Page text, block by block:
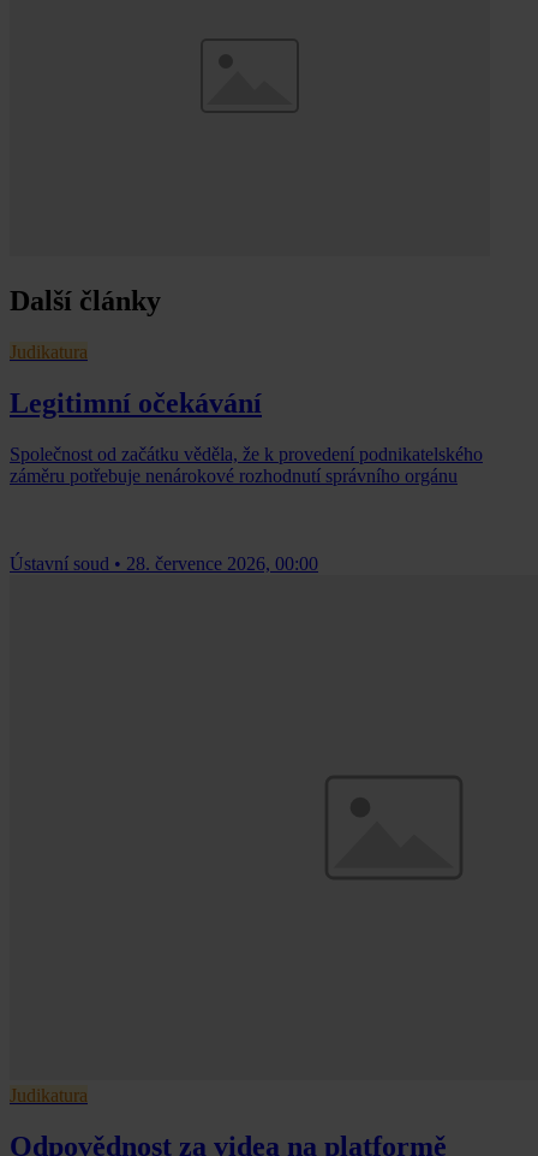
Další články
Judikatura
Legitimní očekávání
Společnost od začátku věděla, že k provedení podnikatelského
záměru potřebuje nenárokové rozhodnutí správního orgánu
Ústavní soud • 28. července 2026, 00:00
Judikatura
Odpovědnost za videa na platformě